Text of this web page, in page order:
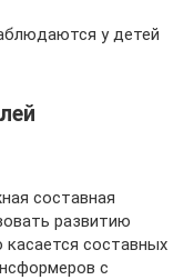
у детей
составная
развитию
составных
с